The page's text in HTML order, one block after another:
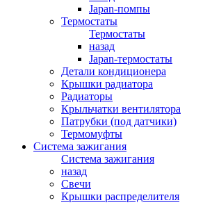
Japan-помпы
Термостаты
Термостаты
назад
Japan-термостаты
Детали кондиционера
Крышки радиатора
Радиаторы
Крыльчатки вентилятора
Патрубки (под датчики)
Термомуфты
Система зажигания
Система зажигания
назад
Свечи
Крышки распределителя